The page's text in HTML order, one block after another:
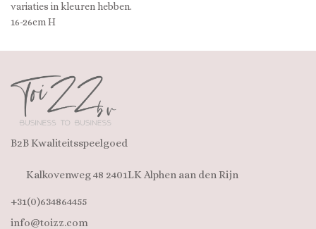
variaties in kleuren hebben.
16-26cm H
B2B Kwaliteitsspeelgoed
Kalkovenweg 48 2401LK Alphen aan den Rijn
+31(0)634864455
info@toizz.com